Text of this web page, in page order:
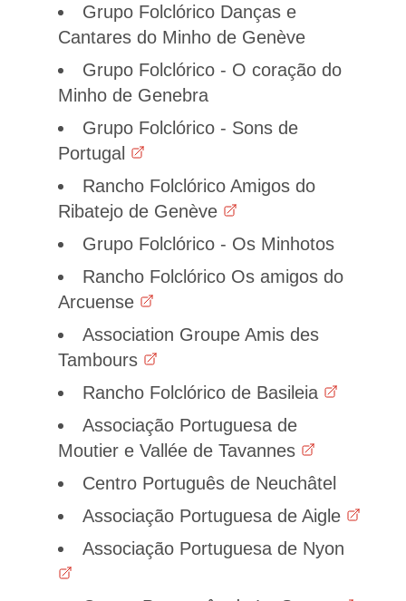
Grupo Folclórico Danças e
Cantares do Minho de Genève
Grupo Folclórico - O coração do
Minho de Genebra
Grupo Folclórico - Sons de
Portugal
Rancho Folclórico Amigos do
Ribatejo de Genève
Grupo Folclórico - Os Minhotos
Rancho Folclórico Os amigos do
Arcuense
Association Groupe Amis des
Tambours
Rancho Folclórico de Basileia
Associação Portuguesa de
Moutier e Vallée de Tavannes
Centro Português de Neuchâtel
Associação Portuguesa de Aigle
Associação Portuguesa de Nyon